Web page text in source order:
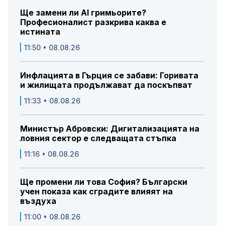
Ще замени ли AI гримьорите?
Професионалист разкрива каква е
истината
11:50 • 08.08.26
Инфлацията в Гърция се забави: Горивата
и жилищата продължават да поскъпват
11:33 • 08.08.26
Министър Абровски: Дигитализацията на
ловния сектор е следващата стъпка
11:16 • 08.08.26
Ще промени ли това София? Български
учен показа как сградите влияят на
въздуха
11:00 • 08.08.26